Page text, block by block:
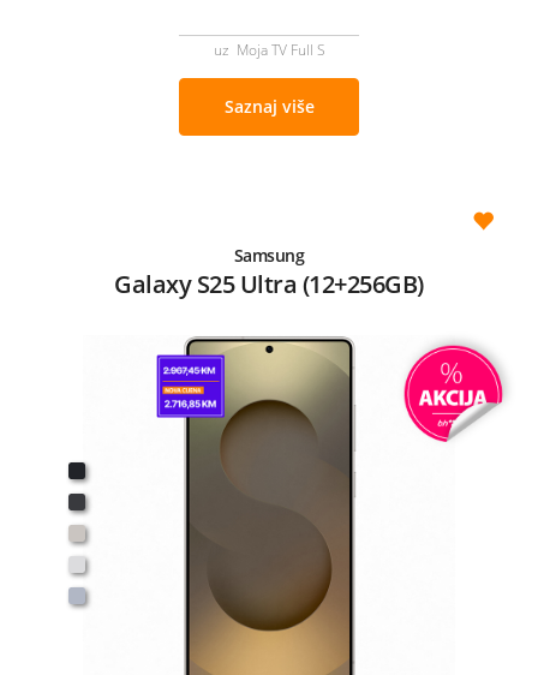
uz Moja TV Full S
Saznaj više
Samsung
Galaxy S25 Ultra (12+256GB)